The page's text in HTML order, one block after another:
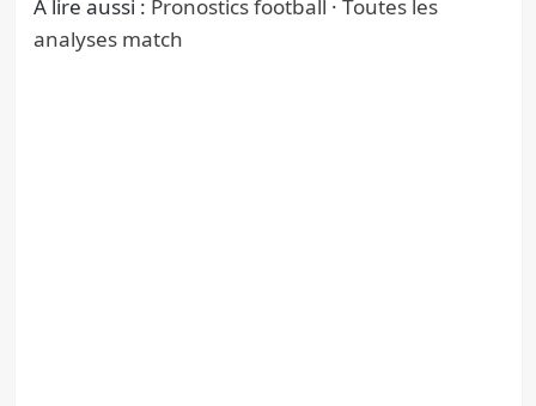
À lire aussi : Pronostics football · Toutes les
analyses match